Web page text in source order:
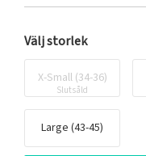
Välj storlek
X-Small (34-36)
Slutsåld
Large (43-45)